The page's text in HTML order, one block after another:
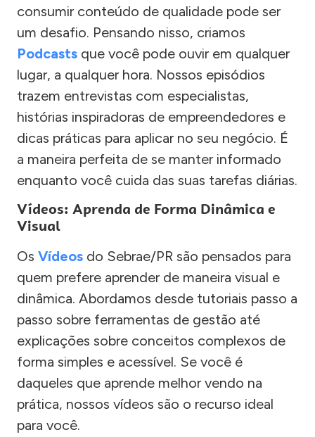
consumir conteúdo de qualidade pode ser
um desafio. Pensando nisso, criamos
Podcasts que você pode ouvir em qualquer
lugar, a qualquer hora. Nossos episódios
trazem entrevistas com especialistas,
histórias inspiradoras de empreendedores e
dicas práticas para aplicar no seu negócio. É
a maneira perfeita de se manter informado
enquanto você cuida das suas tarefas diárias.
Vídeos: Aprenda de Forma Dinâmica e
Visual
Os Vídeos do Sebrae/PR são pensados para
quem prefere aprender de maneira visual e
dinâmica. Abordamos desde tutoriais passo a
passo sobre ferramentas de gestão até
explicações sobre conceitos complexos de
forma simples e acessível. Se você é
daqueles que aprende melhor vendo na
prática, nossos vídeos são o recurso ideal
para você.